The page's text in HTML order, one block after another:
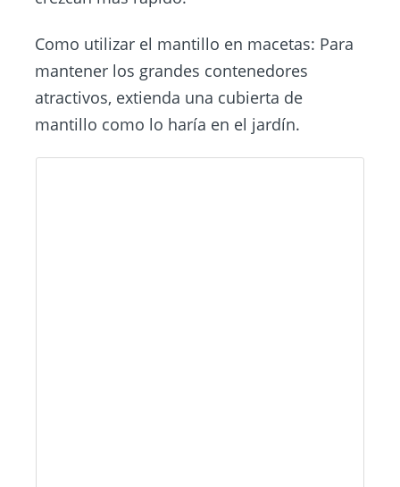
Como utilizar el mantillo en macetas: Para
mantener los grandes contenedores
atractivos, extienda una cubierta de
mantillo como lo haría en el jardín.